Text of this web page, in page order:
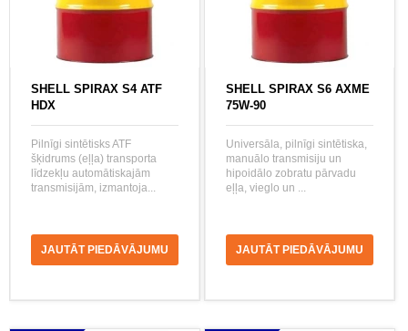
SHELL SPIRAX S4 ATF
HDX
Pilnīgi sintētisks ATF
šķidrums (eļļa) transporta
līdzekļu automātiskajām
transmisijām, izmantoja...
JAUTĀT PIEDĀVĀJUMU
SHELL SPIRAX S6 AXME
75W-90
Universāla, pilnīgi sintētiska,
manuālo transmisiju un
hipoidālo zobratu pārvadu
eļļa, vieglo un ...
JAUTĀT PIEDĀVĀJUMU